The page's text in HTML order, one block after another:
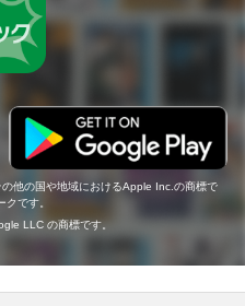
他の国や地域におけるApple Inc.の商標で
です。
LLC の商標です。